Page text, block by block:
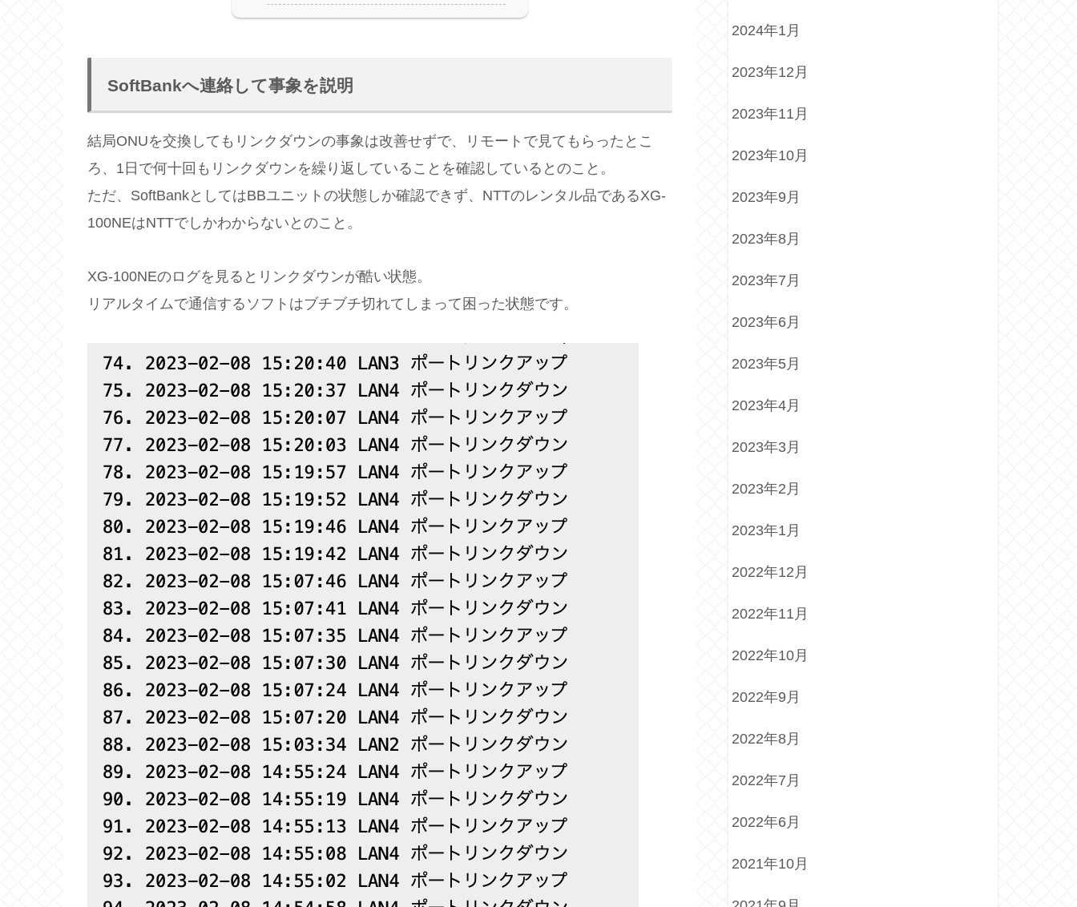
SoftBankへ連絡して事象を説明
結局ONUを交換してもリンクダウンの事象は改善せずで、リモートで見てもらったとこ
ろ、1日で何十回もリンクダウンを繰り返していることを確認しているとのこと。
ただ、SoftBankとしてはBBユニットの状態しか確認できず、NTTのレンタル品であるXG-
100NEはNTTでしかわからないとのこと。
XG-100NEのログを見るとリンクダウンが酷い状態。
リアルタイムで通信するソフトはブチブチ切れてしまって困った状態です。
2024年1月
2023年12月
2023年11月
2023年10月
2023年9月
2023年8月
2023年7月
2023年6月
2023年5月
2023年4月
2023年3月
2023年2月
2023年1月
2022年12月
2022年11月
2022年10月
2022年9月
2022年8月
2022年7月
2022年6月
2021年10月